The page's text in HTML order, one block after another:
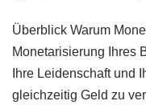
Überblick Warum
Monetarisierung Ihres
Ihre Leidenschaft und
gleichzeitig Geld zu